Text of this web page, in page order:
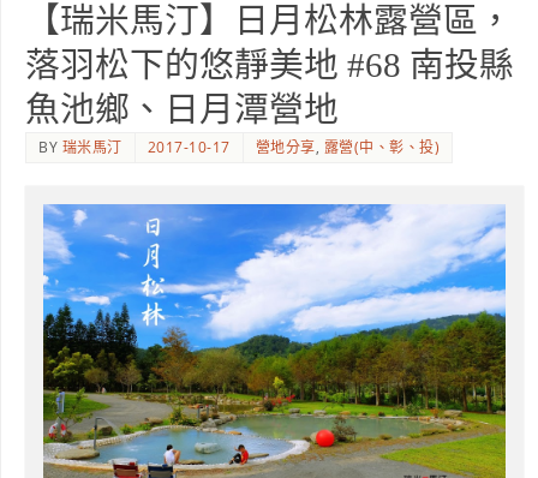
【瑞米馬汀】日月松林露營區，
落羽松下的悠靜美地 #68 南投縣
魚池鄉、日月潭營地
BY 瑞米馬汀 2017-10-17 營地分享, 露營(中、彰、投)